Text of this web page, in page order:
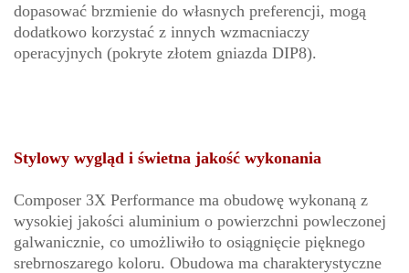
dopasować brzmienie do własnych preferencji, mogą
dodatkowo korzystać z innych wzmacniaczy
operacyjnych (pokryte złotem gniazda DIP8).
Stylowy wygląd i świetna jakość wykonania
Composer 3X Performance ma obudowę wykonaną z
wysokiej jakości aluminium o powierzchni powleczonej
galwanicznie, co umożliwiło to osiągnięcie pięknego
srebrnoszarego koloru. Obudowa ma charakterystyczne